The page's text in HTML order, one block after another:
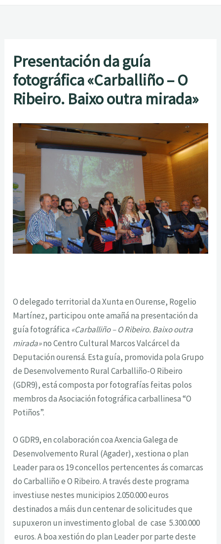
Presentación da guía
fotográfica «Carballiño – O
Ribeiro. Baixo outra mirada»
O delegado territorial da Xunta en Ourense, Rogelio
Martínez, participou onte amañá na presentación da
guía fotográfica «Carballiño – O Ribeiro. Baixo outra
mirada»no Centro Cultural Marcos Valcárcel da
Deputación ourensá. Esta guía, promovida pola Grupo
de Desenvolvemento Rural Carballiño-O Ribeiro
(GDR9), está composta por fotografías feitas polos
membros da Asociación fotográfica carballinesa “O
Potiños”.
O GDR9, en colaboración coa Axencia Galega de
Desenvolvemento Rural (Agader), xestiona o plan
Leader para os 19 concellos pertencentes ás comarcas
do Carballiño e O Ribeiro. A través deste programa
investiuse nestes municipios 2.050.000 euros
destinados a máis dun centenar de solicitudes que
supuxeron un investimento global de case 5.300.000
euros. A boa xestión do plan Leader por parte deste